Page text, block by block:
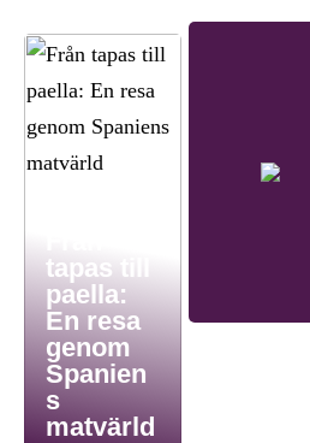
tapas till
paella:
En resa
genom
Spanien
s
matvärld